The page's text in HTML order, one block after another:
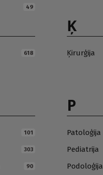
49
618
Ķ
Ķirurģija
101
303
90
P
Patoloģija
Pediatrija
Podoloģija